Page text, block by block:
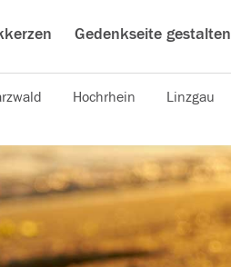
Gedenkseite gestalten
Hochrhein Linzgau